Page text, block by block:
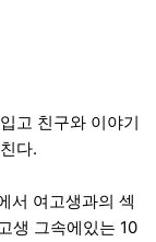
고 친구와 이야기
다.
서 여고생과의 섹
생 그속에있는 10